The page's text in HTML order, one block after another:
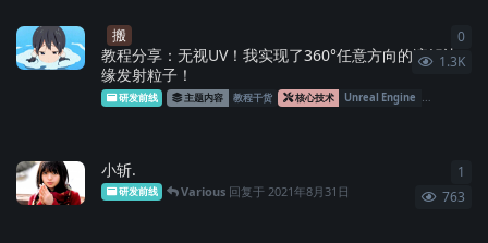
搬
教程分享：无视UV！我实现了360°任意方向的溶解边
缘发射粒子！
研发前线 主题内容 教程干货 核心技术 Unreal Engine Niagara
1.3K
0
小斩.
研发前线 Various 回复于 2021年8月31日 763
1